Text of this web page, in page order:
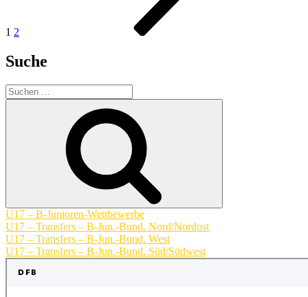
1 2
Suche
Suchen
nach:
U17 – B-Junioren-Wettbewerbe
U17 – Transfers – B-Jun.-Bund. Nord/Nordost
U17 – Transfers – B-Jun.-Bund. West
U17 – Transfers – B-Jun.-Bund. Süd/Südwest